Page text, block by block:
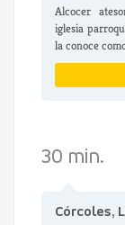
Alcocer
iglesia
la conoce
30 min.
Córcoles,